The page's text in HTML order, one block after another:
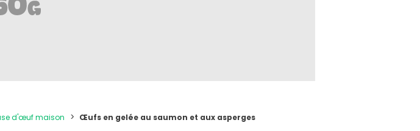
d'œuf maison Œufs en gelée au saumon et aux asperges